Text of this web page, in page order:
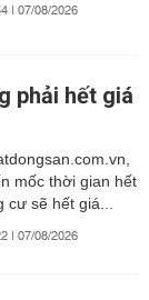
| 07/08/2026
phải hết giá
mốc thời gian hết
cư sẽ hết giá...
| 07/08/2026